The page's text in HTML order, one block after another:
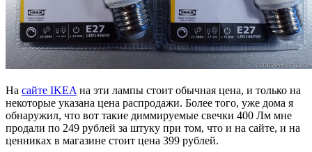
На сайте IKEAна эти лампы стоит обычная цена, и только на
некоторые указана цена распродажи. Более того, уже дома я
обнаружил, что вот такие диммируемые свечки 400 Лм мне
продали по 249 рублей за штуку при том, что и на сайте, и на
ценниках в магазине стоит цена 399 рублей.